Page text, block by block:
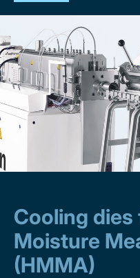
Cooling dies
Moisture
(HMMA)